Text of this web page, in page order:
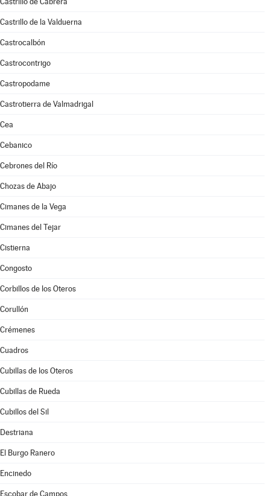
Castrillo de la Valduerna
Castrocalbón
Castrocontrigo
Castropodame
Castrotierra de Valmadrigal
Cea
Cebanico
Cebrones del Río
Chozas de Abajo
Cimanes de la Vega
Cimanes del Tejar
Cistierna
Congosto
Corbillos de los Oteros
Corullón
Crémenes
Cuadros
Cubillas de los Oteros
Cubillas de Rueda
Cubillos del Sil
Destriana
El Burgo Ranero
Encinedo
Escobar de Campos